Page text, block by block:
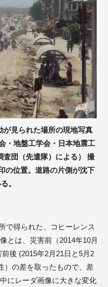
が見られた場所の現地写真
・地盤工学会・日本地震工
団（先遣隊）による） 撮
の位置。道路の片側が沈下
。
で得られた、コヒーレンス
とは、災害前（2014年10月
後 (2015年2月21日と5月2
）の差を取ったもので、差
にレーダ画像に大きな変化